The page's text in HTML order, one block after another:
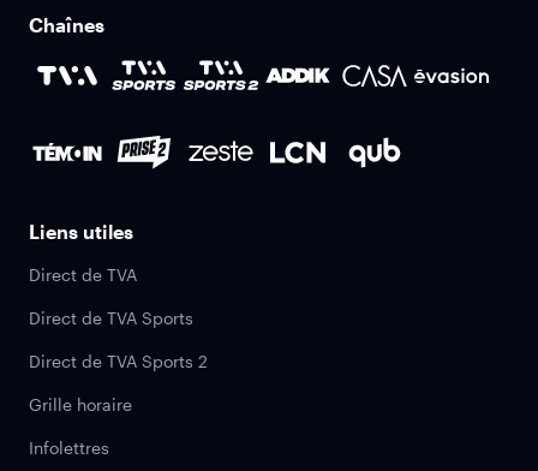
Chaînes
Liens utiles
Direct de TVA
Direct de TVA Sports
Direct de TVA Sports 2
Grille horaire
Infolettres